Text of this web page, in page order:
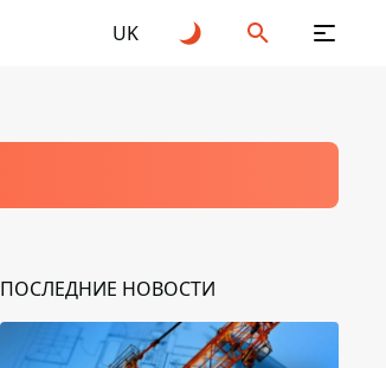
UK
ПОСЛЕДНИЕ НОВОСТИ